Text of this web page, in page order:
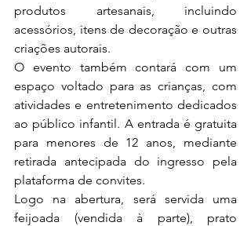
produtos artesanais, incluindo
acessórios, itens de decoração e outras
criações autorais.
O evento também contará com um
espaço voltado para as crianças, com
atividades e entretenimento dedicados
ao público infantil. A entrada é gratuita
para menores de 12 anos, mediante
retirada antecipada do ingresso pela
plataforma de convites.
Logo na abertura, será servida uma
feijoada (vendida à parte), prato